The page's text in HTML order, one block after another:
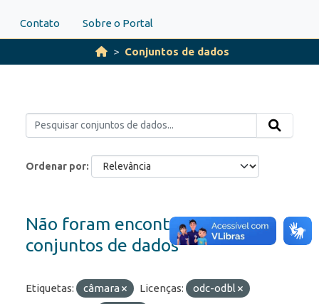
Contato Sobre o Portal
Conjuntos de dados
Ordenar por
Não foram encontrados
conjuntos de dados
Etiquetas: câmara Licenças:
odc-odbl